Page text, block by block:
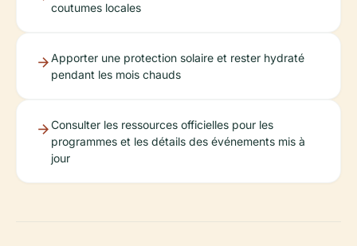
coutumes locales
Apporter une protection solaire et rester hydraté
pendant les mois chauds
Consulter les ressources officielles pour les
programmes et les détails des événements mis à
jour